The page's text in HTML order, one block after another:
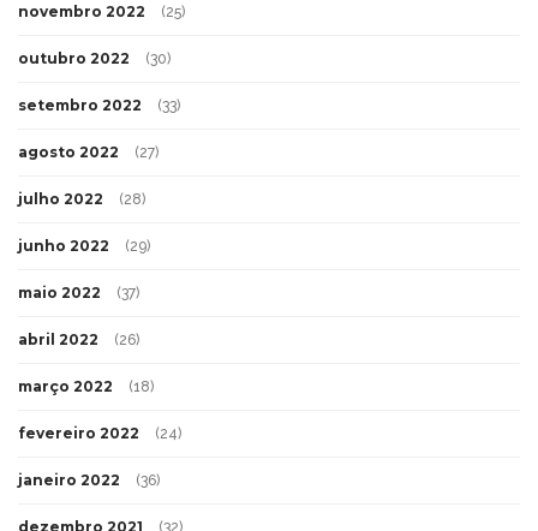
novembro 2022 (25)
outubro 2022 (30)
setembro 2022 (33)
agosto 2022 (27)
julho 2022 (28)
junho 2022 (29)
maio 2022 (37)
abril 2022 (26)
março 2022 (18)
fevereiro 2022 (24)
janeiro 2022 (36)
dezembro 2021 (32)